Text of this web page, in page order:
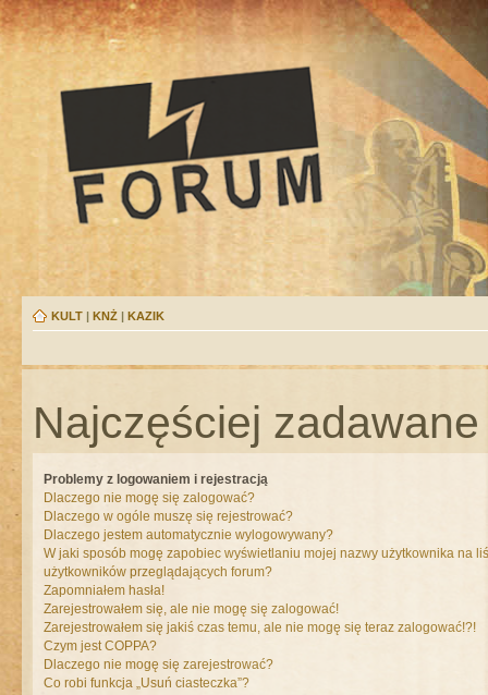
KULT | KNŻ | KAZIK
Najczęściej
Problemy z logowaniem i rejestracją
Dlaczego nie mogę się zalogować?
Dlaczego w ogóle muszę się rejestrować?
Dlaczego jestem automatycznie wylogowywany?
W jaki sposób mogę zapobiec wyświetlaniu mojej nazwy użytkownika na
użytkowników przeglądających forum?
Zapomniałem hasła!
Zarejestrowałem się, ale nie mogę się zalogować!
Zarejestrowałem się jakiś czas temu, ale nie mogę się teraz zalogować!?!
Czym jest COPPA?
Dlaczego nie mogę się zarejestrować?
Co robi funkcja „Usuń ciasteczka”?